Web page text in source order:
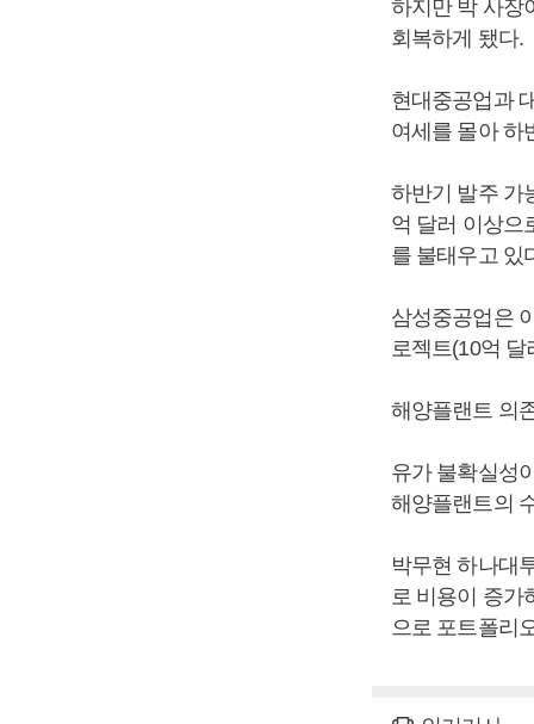
하지만 박 사장
회복하게 됐다.
현대중공업과
여세를 몰아 하
하반기 발주 가
억 달러 이상으
를 불태우고 있
삼성중공업은
로젝트(10억 달
해양플랜트 의
유가 불확실성
해양플랜트의
박무현 하나대
로 비용이 증가
으로 포트폴리